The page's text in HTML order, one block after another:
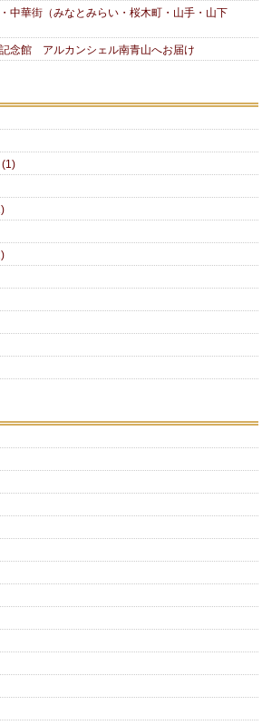
中華街（みなとみらい・桜木町・山手・山下
念館 アルカンシェル南青山へお届け